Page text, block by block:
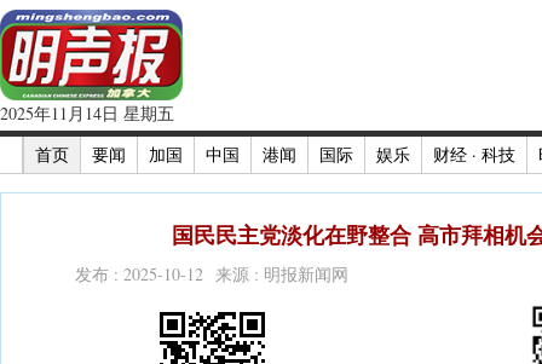
2025年11月14日 星期五
首页
要闻 加国 中国 港闻 国际 娱乐 财经 · 科技
国民民主党淡化在野整合 高市拜相机
发布 : 2025-10-12 来源 : 明报新闻网